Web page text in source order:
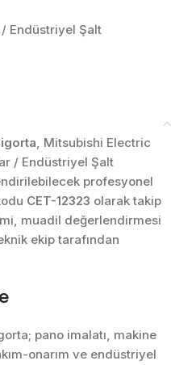
Endüstriyel Şalt
, Mitsubishi Electric
/ Endüstriyel Şalt
profesyonel
CET-12323 olarak takip
muadil değerlendirmesi
ekip tarafından
pano imalatı, makine
onarım ve endüstriyel